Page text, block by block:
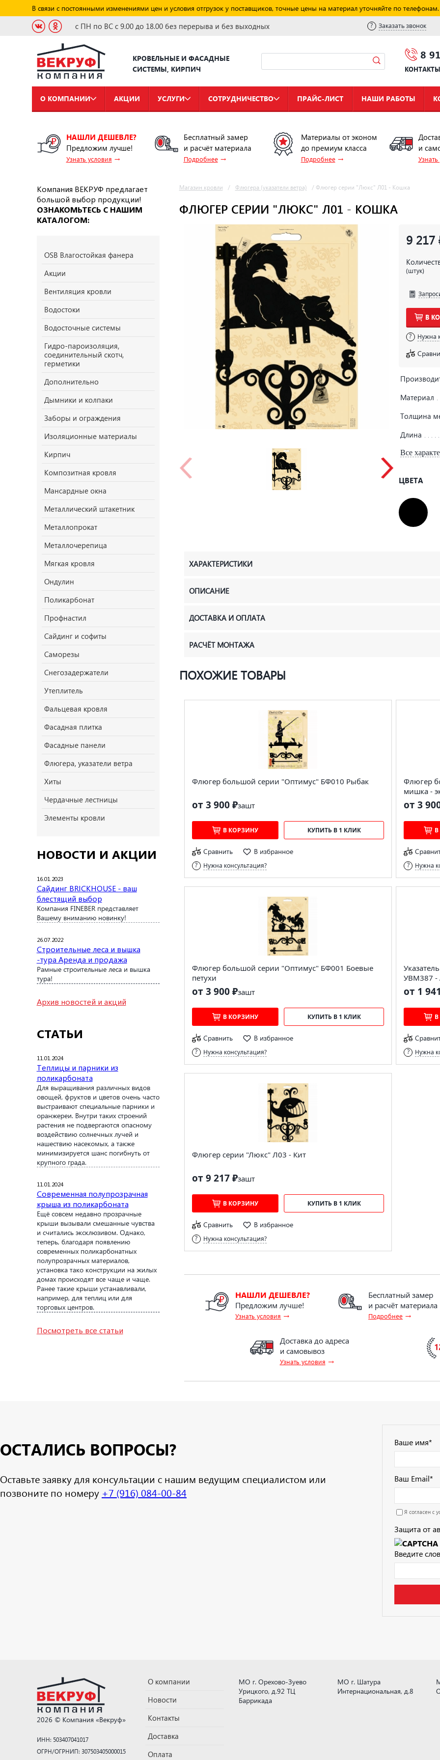
В связи с постоянными изменениями цен и условия отгрузок у поставщиков, точные цены на материал уточняйте по телефонам.
с ПН по ВС с 9.00 до 18.00 без перерыва и без выходных Заказать звонок
КРОВЕЛЬНЫЕ И ФАСАДНЫЕ
СИСТЕМЫ, КИРПИЧ
8
О КОМПАНИИ АКЦИИ УСЛУГИ СОТРУДНИЧЕСТВО ПРАЙС-ЛИСТ НАШИ РАБОТЫ
НАШЛИ ДЕШЕВЛЕ?
Предложим лучше!
Узнать условия →
Бесплатный замер
и расчёт материала
Подробнее→
Материалы от эконом
до премиум класса
Подробнее→
и
Компания ВЕКРУФ предлагает
большой выбор продукции!
ОЗНАКОМЬТЕСЬ С НАШИМ
КАТАЛОГОМ:
OSB Влагостойкая фанера
Акции
Вентиляция кровли
Водостоки
Водосточные системы
Гидро-пароизоляция,
соединительный скотч,
герметики
Дополнительно
Дымники и колпаки
Заборы и ограждения
Изоляционные материалы
Кирпич
Композитная кровля
Мансардные окна
Металлический штакетник
Металлопрокат
Металлочерепица
Мягкая кровля
Ондулин
Поликарбонат
Профнастил
Сайдинг и софиты
Саморезы
Снегозадержатели
Утеплитель
Фальцевая кровля
Фасадная плитка
Фасадные панели
Флюгера, указатели ветра
Хиты
Чердачные лестницы
Элементы кровли
НОВОСТИ И АКЦИИ
16.01.2023
Сайдинг BRICKHOUSE - ваш
блестящий выбор
Компания FINEBER представляет
Вашему вниманию новинку!
26.07.2022
Строительные леса и вышка
-тура Аренда и продажа
Рамные строительные леса и вышка
тура!
Архив новостей и акций
СТАТЬИ
11.01.2024
Теплицы и парники из
поликарбоната
Для выращивания различных видов
овощей, фруктов и цветов очень часто
выстраивают специальные парники и
оранжереи. Внутри таких строений
растения не подвергаются опасному
воздействию солнечных лучей и
нашествию насекомых, а также
минимизируется шанс погибнуть от
крупного града.
11.01.2024
Современная полупрозрачная
крыша из поликарбоната
Ещё совсем недавно прозрачные
крыши вызывали смешанные чувства
и считались эксклюзивом. Однако,
теперь, благодаря появлению
современных поликарбонатных
полупрозрачных материалов,
установка тако конструкции на жилых
домах происходят все чаще и чаще.
Ранее такие крыши устанавливали,
например, для теплиц или для
торговых центров.
Посмотреть все статьи
Магазин кровли / Флюгера (указатели ветра) / Флюгер серии "Люкс" Л01 - Кошка
ФЛЮГЕР СЕРИИ "ЛЮКС" Л01 - КОШКА
9 217
(штук)
В
Нужна
Материал
Толщина
Длина
Все
ЦВЕТА
ХАРАКТЕРИСТИКИ
ОПИСАНИЕ
ДОСТАВКА И ОПЛАТА
РАСЧЁТ МОНТАЖА
ПОХОЖИЕ ТОВАРЫ
Флюгер большой серии "Оптимус" БФ010 Рыбак
от 3 900 ₽зашт
В КОРЗИНУ КУПИТЬ В 1 КЛИК
Сравнить В избранное
Нужна консультация?
Флюгер
мишка -
от 3
Нужна
Флюгер большой серии "Оптимус" БФ001 Боевые
петухи
от 3 900 ₽зашт
В КОРЗИНУ КУПИТЬ В 1 КЛИК
Сравнить В избранное
Нужна консультация?
УВМ387 -
от 1
Нужна
Флюгер серии "Люкс" Л03 - Кит
от 9 217 ₽зашт
В КОРЗИНУ КУПИТЬ В 1 КЛИК
Сравнить В избранное
Нужна консультация?
НАШЛИ ДЕШЕВЛЕ?
Предложим лучше!
Узнать условия →
Бесплатный замер
и расчёт материала
Подробнее →
Доставка до адреса
и самовывоз
Узнать условия →
ОСТАЛИСЬ ВОПРОСЫ?
Оставьте заявку для консультации с нашим ведущим специалистом или
позвоните по номеру +7 (916) 084-00-84
Ваше имя*
Ваш Email*
Я согласен с
Защита от
Введите
2026 © Компания «Векруф»
ИНН: 503407041017
ОГРН/ОГРНИП: 307503405000015
О компании
Новости
Контакты
Доставка
Оплата
МО г. Орехово-Зуево
Урицкого, д.92 ТЦ
Баррикада
МО г. Шатура
Интернациональная, д.8